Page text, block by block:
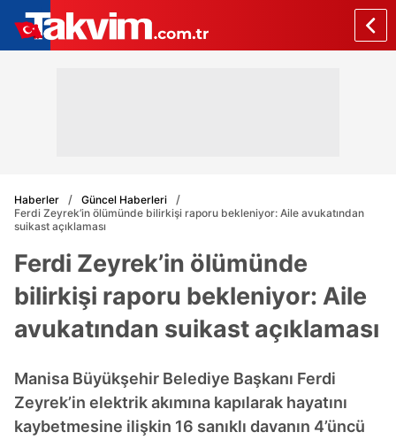
Haberler
Güncel Haberleri
Ferdi Zeyrek’in ölümünde bilirkişi raporu bekleniyor: Aile avukatından
suikast açıklaması
Ferdi Zeyrek’in ölümünde
bilirkişi raporu bekleniyor: Aile
avukatından suikast açıklaması
Manisa Büyükşehir Belediye Başkanı Ferdi
Zeyrek’in elektrik akımına kapılarak hayatını
kaybetmesine ilişkin 16 sanıklı davanın 4’üncü